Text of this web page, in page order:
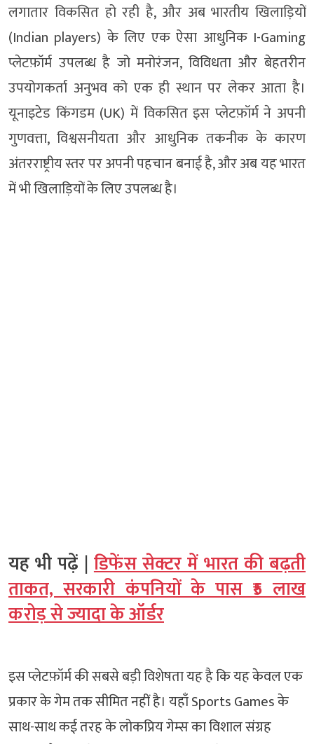
लगातार विकसित हो रही है, और अब भारतीय खिलाड़ियों
(Indian players) के लिए एक ऐसा आधुनिक I-Gaming
प्लेटफ़ॉर्म उपलब्ध है जो मनोरंजन, विविधता और बेहतरीन
उपयोगकर्ता अनुभव को एक ही स्थान पर लेकर आता है।
यूनाइटेड किंगडम (UK) में विकसित इस प्लेटफ़ॉर्म ने अपनी
गुणवत्ता, विश्वसनीयता और आधुनिक तकनीक के कारण
अंतरराष्ट्रीय स्तर पर अपनी पहचान बनाई है, और अब यह भारत
में भी खिलाड़ियों के लिए उपलब्ध है।
यह भी पढ़ें | डिफेंस सेक्टर में भारत की बढ़ती
ताकत, सरकारी कंपनियों के पास ₹5 लाख
करोड़ से ज्यादा के ऑर्डर
इस प्लेटफ़ॉर्म की सबसे बड़ी विशेषता यह है कि यह केवल एक
प्रकार के गेम तक सीमित नहीं है। यहाँ Sports Games के
साथ-साथ कई तरह के लोकप्रिय गेम्स का विशाल संग्रह